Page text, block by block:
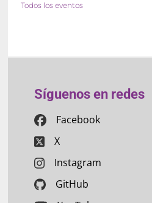
Todos los eventos
Síguenos en redes
Facebook
X
Instagram
GitHub